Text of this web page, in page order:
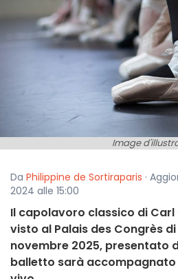
Image
Da Philippine de Sortiraparis ·
2024 alle 15:00
Il capolavoro classico di
visto al Palais des Congrès di
novembre 2025, presentato
balletto sarà